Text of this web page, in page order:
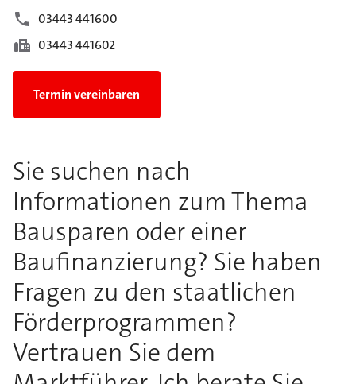
03443 441600
03443 441602
Termin vereinbaren
Sie suchen nach
Informationen zum Thema
Bausparen oder einer
Baufinanzierung? Sie haben
Fragen zu den staatlichen
Förderprogrammen?
Vertrauen Sie dem